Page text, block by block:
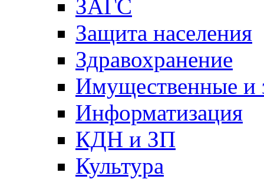
ЗАГС
Защита населения
Здравохранение
Имущественные и
Информатизация
КДН и ЗП
Культура